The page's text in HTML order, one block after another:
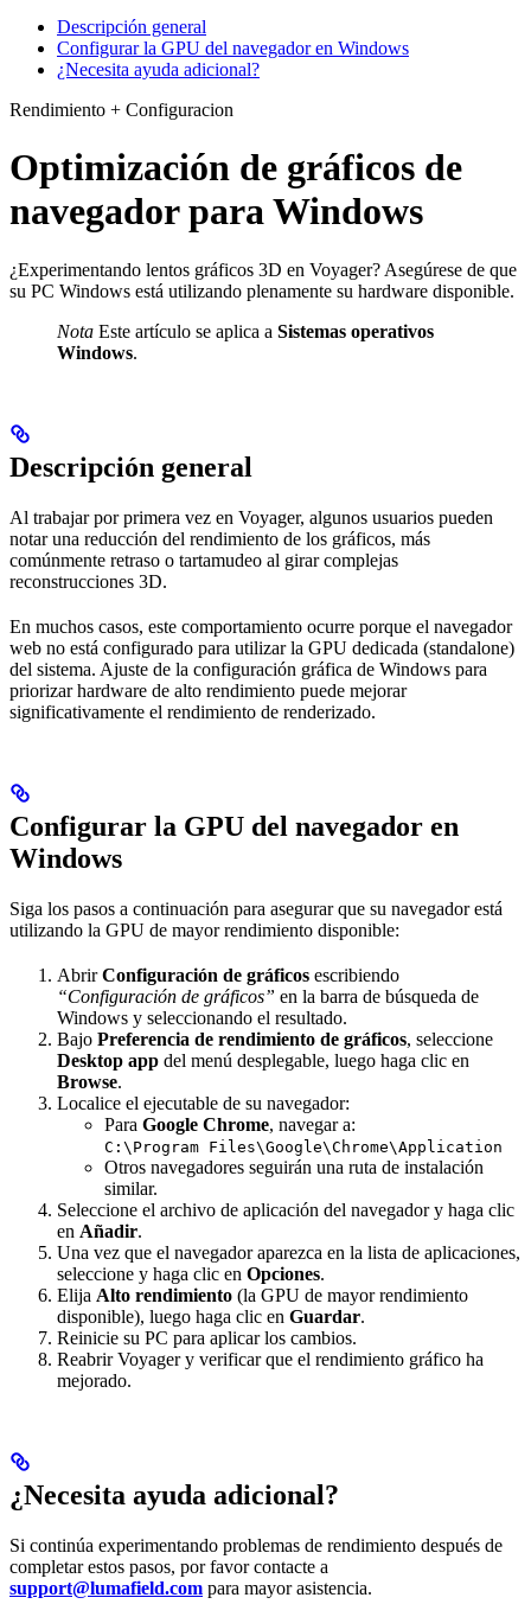
Descripción general
Configurar la GPU del navegador en Windows
¿Necesita ayuda adicional?
Rendimiento + Configuracion
Optimización de gráficos de
navegador para Windows
¿Experimentando lentos gráficos 3D en Voyager? Asegúrese de que
su PC Windows está utilizando plenamente su hardware disponible.
Nota Este artículo se aplica a Sistemas operativos
Windows.
Descripción general
Al trabajar por primera vez en Voyager, algunos usuarios pueden
notar una reducción del rendimiento de los gráficos, más
comúnmente retraso o tartamudeo al girar complejas
reconstrucciones 3D.
En muchos casos, este comportamiento ocurre porque el navegador
web no está configurado para utilizar la GPU dedicada (standalone)
del sistema. Ajuste de la configuración gráfica de Windows para
priorizar hardware de alto rendimiento puede mejorar
significativamente el rendimiento de renderizado.
Configurar la GPU del navegador en
Windows
Siga los pasos a continuación para asegurar que su navegador está
utilizando la GPU de mayor rendimiento disponible:
AbrirConfiguración de gráficos escribiendo
“Configuración de gráficos” en la barra de búsqueda de
Windows y seleccionando el resultado.
Bajo Preferencia de rendimiento de gráficos, seleccione
Desktop app del menú desplegable, luego haga clic en
Browse.
Localice el ejecutable de su navegador:
Para Google Chrome, navegar a:
C:\Program Files\Google\Chrome\Application
Otros navegadores seguirán una ruta de instalación
similar.
Seleccione el archivo de aplicación del navegador y haga clic
en Añadir.
Una vez que el navegador aparezca en la lista de aplicaciones,
seleccione y haga clic en Opciones.
Elija Alto rendimiento (la GPU de mayor rendimiento
disponible), luego haga clic en Guardar.
Reinicie su PC para aplicar los cambios.
Reabrir Voyager y verificar que el rendimiento gráfico ha
mejorado.
¿Necesita ayuda adicional?
Si continúa experimentando problemas de rendimiento después de
completar estos pasos, por favor contacte a
support@lumafield.com para mayor asistencia.